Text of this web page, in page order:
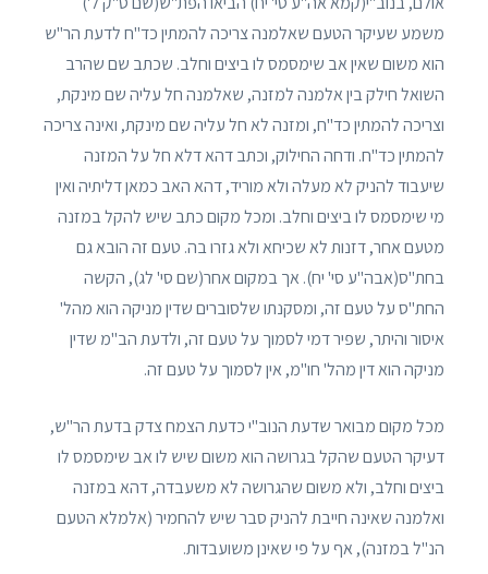
משמע שעיקר הטעם שאלמנה צריכה להמתין כד"ח לדעת הר"ש
הוא משום שאין אב שימסמס לו ביצים וחלב. שכתב שם שהרב
השואל חילק בין אלמנה למזנה, שאלמנה חל עליה שם מינקת,
וצריכה להמתין כד"ח, ומזנה לא חל עליה שם מינקת, ואינה צריכה
להמתין כד"ח. ודחה החילוק, וכתב דהא דלא חל על המזנה
שיעבוד להניק לא מעלה ולא מוריד, דהא האב כמאן דליתיה ואין
מי שימסמס לו ביצים וחלב. ומכל מקום כתב שיש להקל במזנה
מטעם אחר, דזנות לא שכיחא ולא גזרו בה. טעם זה הובא גם
בחת"ס(אבה"ע סי' יח). אך במקום אחר(שם סי' לג), הקשה
החת"ס על טעם זה, ומסקנתו שלסוברים שדין מניקה הוא מהל'
איסור והיתר, שפיר דמי לסמוך על טעם זה, ולדעת הב"מ שדין
מניקה הוא דין מהל' חו"מ, אין לסמוך על טעם זה.
מכל מקום מבואר שדעת הנוב"י כדעת הצמח צדק בדעת הר"ש,
דעיקר הטעם שהקל בגרושה הוא משום שיש לו אב שימסמס לו
ביצים וחלב, ולא משום שהגרושה לא משעבדה, דהא במזנה
ואלמנה שאינה חייבת להניק סבר שיש להחמיר (אלמלא הטעם
הנ"ל במזנה), אף על פי שאינן משועבדות.